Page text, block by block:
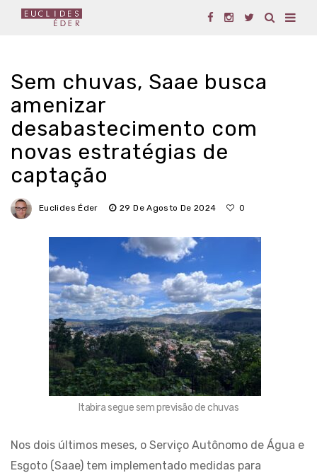
Sem chuvas, Saae busca
amenizar
desabastecimento com
novas estratégias de
captação
Euclides Éder 29 De Agosto De 2024 0
Itabira segue sem previsão de chuvas
Nos dois últimos meses, o Serviço Autônomo de Água e
Esgoto (Saae) tem implementado medidas para